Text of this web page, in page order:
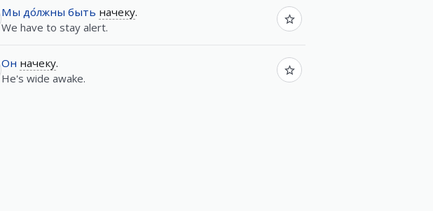
Мы до́лжны быть начеку.
We have to stay alert.
Он начеку.
He's wide awake.